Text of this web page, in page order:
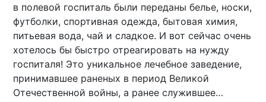
в полевой госпиталь были переданы белье, носки,
футболки, спортивная одежда, бытовая химия,
питьевая вода, чай и сладкое. И вот сейчас очень
хотелось бы быстро отреагировать на нужду
госпиталя! Это уникальное лечебное заведение,
принимавшее раненых в период Великой
Отечественной войны, а ранее служившее…